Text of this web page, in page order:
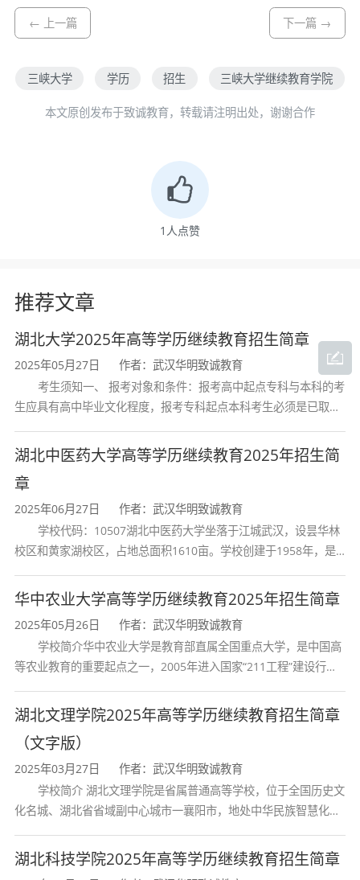
学校招生代码：湖北省 11075。
三、报考对象和条件 （最终以2024年各
凡遵守中华人民共和国宪法和法律，在湖
中国公民以及港澳台居民、外国侨民均可报名
年成人高考。具体条件如下：
（一）境内公民应具有湖北省各地公安机
关核发的居民身份证、户口簿、居住证之一或
居民身份证和所在部队政治部门出具的现役军
有“港澳居民来往内地通行证”“台湾居民来往大
陆通行证”或湖北省居住地公安机关核发的“港
澳居民居住证”“台湾居民居住证”；在湖北省境
内定居的外国侨民应具有湖北省公安厅核发的
“外国人永久居留身份证”。
（二）2007年9月1日以前出生、年满17周
岁及以上者。
（三）身体健康，生活能自理，不影响所
报专业学习。
（四）报考高起本或高起专的考生应为高级
升本的考生必须是已取得经教育部审定核准的
构颁发的专科毕业证书、本科结业证书或以上
证书的人员。
报名系统中招生计划门类代码为 52 和 10
对应的
专业）的考生还应具备以下条件：
1.报考临床医学、口腔医学、预防医学、
中医学等临床类专业的人员，应当取得省级卫
生健康行政部门颁发的相应类别的执业助理医
师及以上资格证书或取得国家认可的普通中专
及以上相应专业学历；或者县级及以上卫生健
康行政部门颁发的乡村医生执业证书并具有中
← 上一篇 下一篇 →
三峡大学 学历 招生 三峡大学继续教育学院
本文原创发布于致诚教育，转载请注明出处，谢谢合作
1 人点赞
推荐文章
湖北大学2025年高等学历继续教育招生简章
2025年05月27日
作者：武汉华明致诚教育
考生须知一、 报考对象和条件：报考高中起点专科与本科的考
生应具有高中毕业文化程度，报考专科起点本科考生必须是已取得
构颁发的大学专科毕业证书的人
湖北中医药大学高等学历继续教育2025年招生简
章
2025年06月27日
作者：武汉华明致诚教育
学校代码：10507湖北中医药大学坐落于江城武汉，设昙华林
校区和黄家湖校区，占地总面积1610亩。学校创建于1958年，是
育和最早开办中医研究
华中农业大学高等学历继续教育2025年招生简章
2025年05月26日
作者：武汉华明致诚教育
学校简介华中农业大学是教育部直属全国重点大学，是中国高
等农业教育的重要起点之一，2005年进入国家“211工程”建设行
首轮“双一流”成效
湖北文理学院2025年高等学历继续教育招生简章
（文字版）
2025年03月27日
作者：武汉华明致诚教育
学校简介 湖北文理学院是省属普通高等学校，位于全国历史文
化名城、湖北省省域副中心城市一襄阳市，地处中华民族智慧化身
学校、全国普通
湖北科技学院2025年高等学历继续教育招生简章